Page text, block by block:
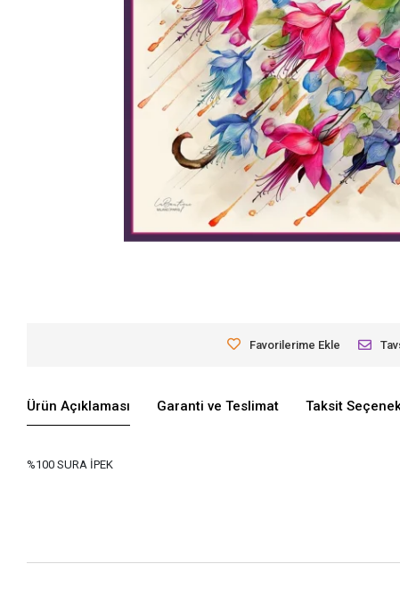
Favorilerime Ekle
Ürün Açıklaması Garanti ve Teslimat Taksit
%100 SURA İPEK